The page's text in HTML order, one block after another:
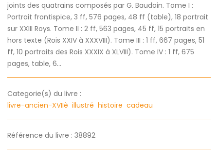
joints des quatrains composés par G. Baudoin. Tome I :
Portrait frontispice, 3 ff, 576 pages, 48 ff (table), 18 portrait
sur XXIII Roys. Tome II : 2 ff, 563 pages, 45 ff, 15 portraits en
hors texte (Rois XXIV à XXXVIII). Tome III : 1 ff, 667 pages, 51
ff, 10 portraits des Rois XXXIX à XLVIII). Tome IV : 1 ff, 675
pages, table, 6...
Categorie(s) du livre :
livre-ancien-XVIIè illustré histoire cadeau
Référence du livre : 38892